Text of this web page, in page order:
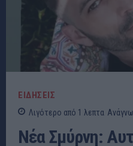
ΕΙΔΗΣΕΙΣ
Λιγότερο από 1 λεπτα
Νέα Σμύρνη: